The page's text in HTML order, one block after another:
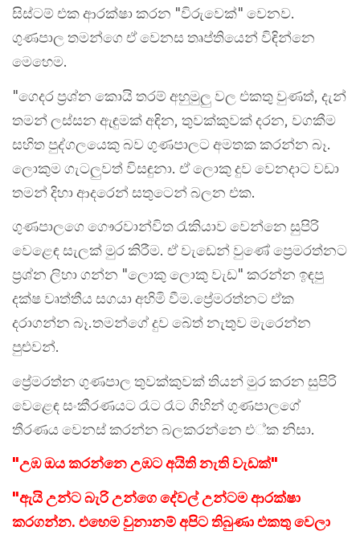
සිස්ටම් එක ආරක්ෂා කරන "විරුවෙක්" වෙනව.
ගුණපාල තමන්ගෙ ඒ වෙනස තෘප්තියෙන් විඳින්නෙ
මෙහෙම.
"ගෙදර ප්‍රශ්න කොයි තරම් අහුමුලු වල එකතු වුණත්, දැන්
තමන් ලස්සන ඇඳුමක් අඳින, තුවක්කුවක් දරන, වගකීම
සහිත පුද්ගලයෙකු බව ගුණපාලට අමතක කරන්න බෑ.
ලොකුම ගැටලුවත් විසඳුනා. ඒ ලොකු දුව වෙනදාට වඩා
තමන් දිහා ආදරෙන් සතුටෙන් බලන එක.
ගුණපාලගෙ ගෞරවාන්විත රැකියාව වෙන්නෙ සුපිරි
වෙළෙඳ සැලක් මුර කිරීම. ඒ වැඩෙන් වුණේ ප්‍රෙමරත්නට
ප්‍රශ්න ලිහා ගන්න "ලොකු ලොකු වැඩ" කරන්න ඉඳපු
දක්ෂ වෘත්තීය සගයා අහිමි වීම.ප්‍රේමරත්නට ඒක
දරාගන්න බෑ.තමන්ගේ දුව බේත් නැතුව මැරෙන්න
පුළුවන්.
ප්‍රේමරත්න ගුණපාල තුවක්කුවක් තියන් මුර කරන සුපිරි
වෙළෙඳ සංකීරණයට රෑට රෑට ගිහින් ගුණපාලගේ
තීරණය වෙනස් කරන්න බලකරන්නෙ එ්ක නිසා.
"උඹ ඔය කරන්නෙ උඹට අයිති නැති වැඩක්"
"ඇයි උන්ට බැරි උන්ගෙ දේවල් උන්ටම ආරක්ෂා
කරගන්න. එහෙම වුනානම් අපිට තිබුණා එකතු වෙලා